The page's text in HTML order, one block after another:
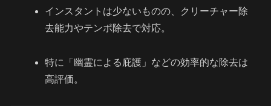
インスタントは少ないものの、クリーチャー除
去能力やテンポ除去で対応。
特に「幽霊による庇護」などの効率的な除去は
高評価。